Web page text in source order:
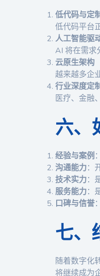
低代码与定
低代码平台
人工智能驱
AI 将在需求
云原生架构
越来越多企
行业深度定
医疗、金融
六、
经验与案例
沟通能力：
技术实力：
服务能力：
口碑与信誉
七、
随着数字化
将继续成为